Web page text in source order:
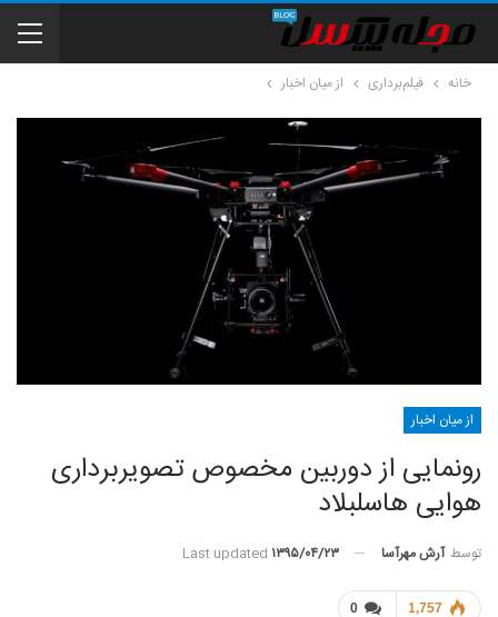
خانه فیلم‌برداری از میان اخبار
از میان اخبار
رونمایی از دوربین مخصوص تصویربرداری
هوایی هاسلبلاد
توسط آرش مهرآسا Last updated ۱۳۹۵/۰۴/۲۳
0 1,757